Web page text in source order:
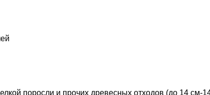
поросли и прочих древесных отходов (до 14